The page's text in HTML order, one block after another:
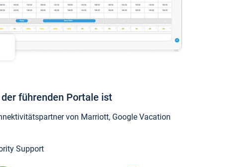
führenden Portale ist
von Marriott, Google Vacation
Support